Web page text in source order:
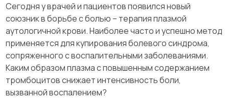
Сегодня у врачей и пациентов появился новый
союзник в борьбе с болью – терапия плазмой
аутологичной крови. Наиболее часто и успешно метод
применяется для купирования болевого синдрома,
сопряженного с воспалительными заболеваниями.
Каким образом плазма с повышенным содержанием
тромбоцитов снижает интенсивность боли,
вызванной воспалением?